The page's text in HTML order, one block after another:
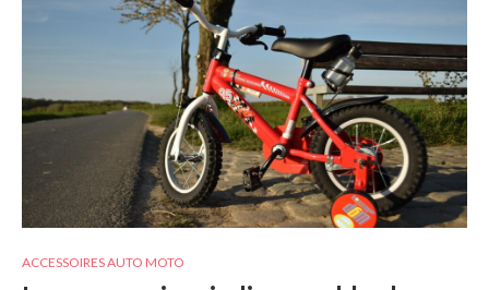
ACCESSOIRES AUTO MOTO